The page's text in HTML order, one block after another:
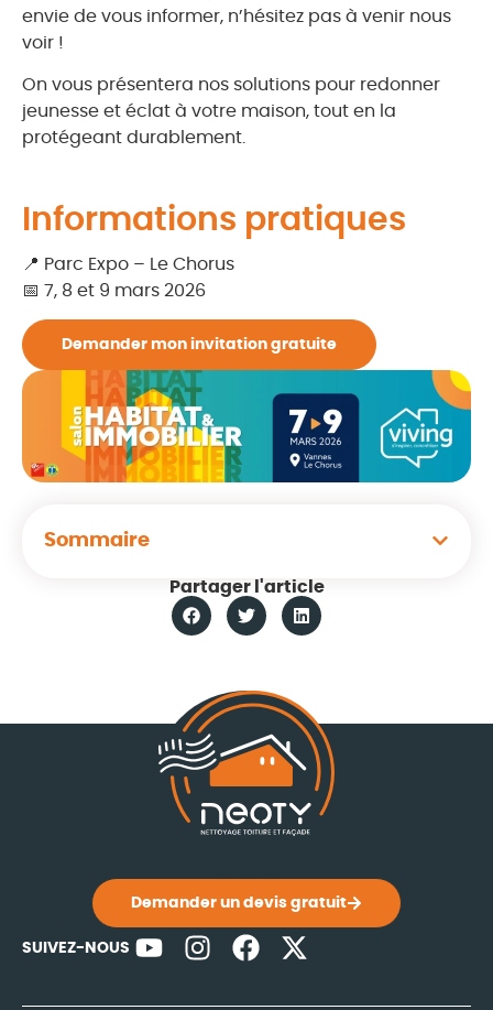
Sommaire
Partager l'article
envie de vous informer, n’hésitez pas à venir nous
voir !
On vous présentera nos solutions pour redonner
jeunesse et éclat à votre maison, tout en la
protégeant durablement.
Informations pratiques
📍 Parc Expo – Le Chorus
📅 7, 8 et 9 mars 2026
Demander mon invitation gratuite
Demander un devis gratuit
SUIVEZ-NOUS